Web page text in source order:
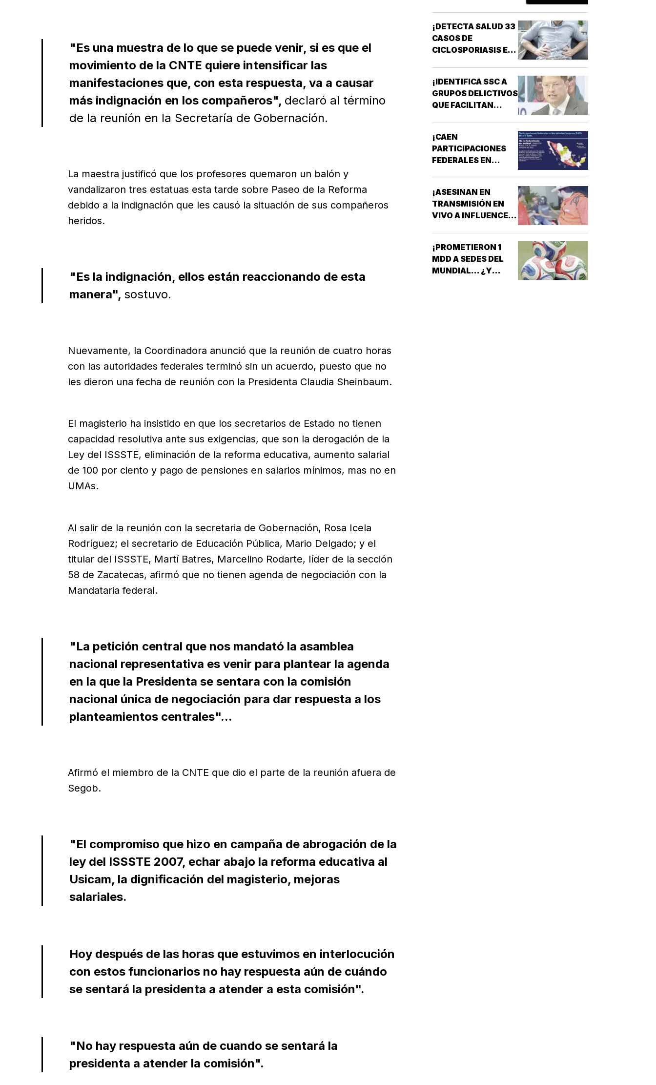
"Es una muestra de lo que se puede venir, si es que el
movimiento de la CNTE quiere intensificar las
manifestaciones que, con esta respuesta, va a causar
más indignación en los compañeros", declaró al término
de la reunión en la Secretaría de Gobernación.
La maestra justificó que los profesores quemaron un balón y
vandalizaron tres estatuas esta tarde sobre Paseo de la Reforma
debido a la indignación que les causó la situación de sus compañeros
heridos.
"Es la indignación, ellos están reaccionando de esta
manera", sostuvo.
Nuevamente, la Coordinadora anunció que la reunión de cuatro horas
con las autoridades federales terminó sin un acuerdo, puesto que no
les dieron una fecha de reunión con la Presidenta Claudia Sheinbaum.
El magisterio ha insistido en que los secretarios de Estado no tienen
capacidad resolutiva ante sus exigencias, que son la derogación de la
Ley del ISSSTE, eliminación de la reforma educativa, aumento salarial
de 100 por ciento y pago de pensiones en salarios mínimos, mas no en
UMAs.
Al salir de la reunión con la secretaria de Gobernación, Rosa Icela
Rodríguez; el secretario de Educación Pública, Mario Delgado; y el
titular del ISSSTE, Martí Batres, Marcelino Rodarte, líder de la sección
58 de Zacatecas, afirmó que no tienen agenda de negociación con la
Mandataria federal.
"La petición central que nos mandató la asamblea
nacional representativa es venir para plantear la agenda
en la que la Presidenta se sentara con la comisión
nacional única de negociación para dar respuesta a los
planteamientos centrales"...
Afirmó el miembro de la CNTE que dio el parte de la reunión afuera de
Segob.
"El compromiso que hizo en campaña de abrogación de la
ley del ISSSTE 2007, echar abajo la reforma educativa al
Usicam, la dignificación del magisterio, mejoras
salariales.
Hoy después de las horas que estuvimos en interlocución
con estos funcionarios no hay respuesta aún de cuándo
se sentará la presidenta a atender a esta comisión".
"No hay respuesta aún de cuando se sentará la
presidenta a atender la comisión".
¡DETECTA SALUD 33
CASOS DE
CICLOSPORIASIS EN
¡IDENTIFICA SSC A
GRUPOS DELICTIVOS
QUE FACILITAN
¡CAEN
PARTICIPACIONES
FEDERALES EN
¡ASESINAN EN
TRANSMISIÓN EN
VIVO A INFLUENCER
¡PROMETIERON 1
MDD A SEDES DEL
MUNDIAL... ¿Y